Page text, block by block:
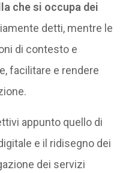
che si occupa dei
detti, mentre le
di contesto e
facilitare e rendere
appunto quello di
e il ridisegno dei
dei servizi